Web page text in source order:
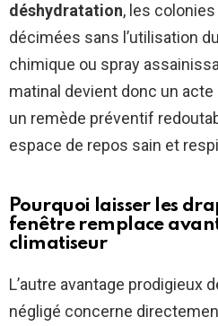
déshydratation, les
décimées sans l’utilisation
chimique ou spray
matinal devient donc un acte
un remède préventif
espace de repos sain et
Pourquoi laisser les
fenêtre remplace
climatiseur
L’autre avantage prodigieux
négligé concerne